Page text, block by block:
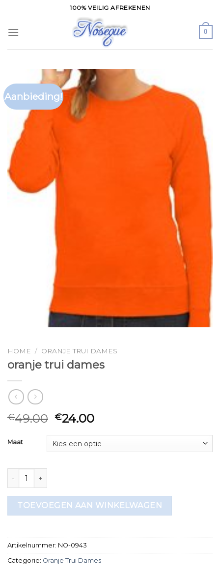
content
100% VEILIG AFREKENEN
0
Aanbieding!
HOME / ORANJE TRUI DAMES
oranje trui dames
€49.00 €24.00
Maat
oranje trui dames aantal
TOEVOEGEN AAN WINKELWAGEN
Artikelnummer: NO-0943
Categorie: Oranje Trui Dames